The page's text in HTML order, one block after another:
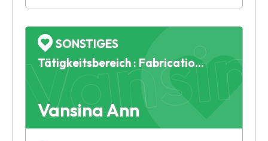
Vansina Ann
SONSTIGES
Tätigkeitsbereich : Fabrication de bijoux